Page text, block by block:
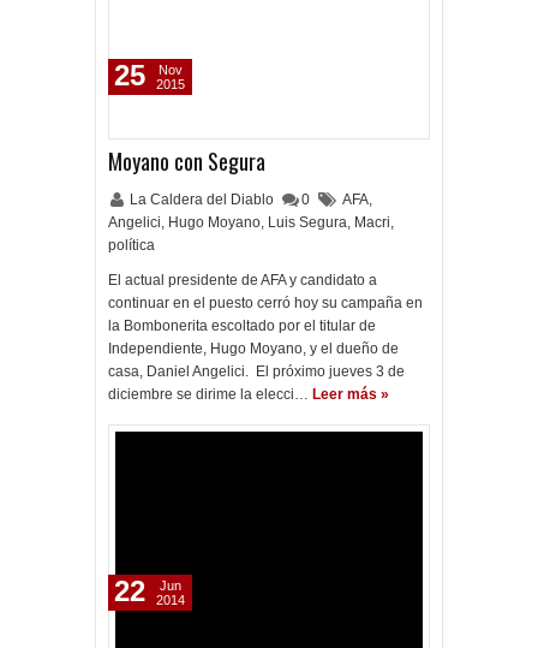
Moyano con Segura
La Caldera del Diablo 0 AFA,
Angelici, Hugo Moyano, Luis Segura, Macri,
política
El actual presidente de AFA y candidato a
continuar en el puesto cerró hoy su campaña en
la Bombonerita escoltado por el titular de
Independiente, Hugo Moyano, y el dueño de
casa, Daniel Angelici. El próximo jueves 3 de
diciembre se dirime la elecci… Leer más »
25
Nov
2015
22
Jun
2014